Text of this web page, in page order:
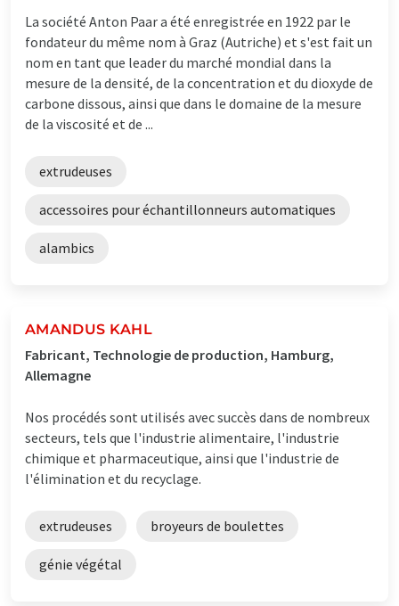
La société Anton Paar a été enregistrée en 1922 par le
fondateur du même nom à Graz (Autriche) et s'est fait un
nom en tant que leader du marché mondial dans la
mesure de la densité, de la concentration et du dioxyde de
carbone dissous, ainsi que dans le domaine de la mesure
de la viscosité et de ...
extrudeuses
accessoires pour échantillonneurs automatiques
alambics
AMANDUS KAHL
Fabricant, Technologie de production, Hamburg,
Allemagne
Nos procédés sont utilisés avec succès dans de nombreux
secteurs, tels que l'industrie alimentaire, l'industrie
chimique et pharmaceutique, ainsi que l'industrie de
l'élimination et du recyclage.
extrudeuses broyeurs de boulettes
génie végétal